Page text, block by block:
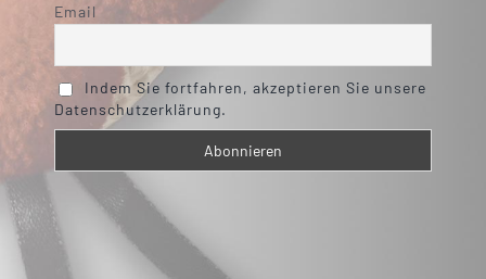
Email
Indem Sie fortfahren, akzeptieren Sie unsere
Datenschutzerklärung.